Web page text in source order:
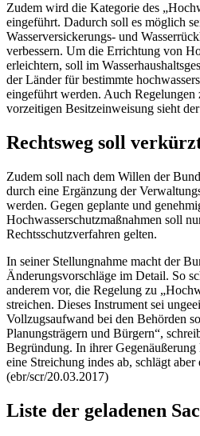
Zudem wird die Kategorie des
eingeführt. Dadurch soll es möglich
Wasserversickerungs- und
verbessern. Um die Errichtung von
erleichtern, soll im
der Länder für bestimmte
eingeführt werden. Auch Regelungen
vorzeitigen Besitzeinweisung sieht
Rechtsweg soll
Zudem soll nach dem Willen der
durch eine Ergänzung der
werden. Gegen geplante und
Hochwasserschutzmaßnahmen soll
Rechtsschutzverfahren gelten.
In seiner Stellungnahme macht der
Änderungsvorschläge im Detail. So
anderem vor, die Regelung zu
streichen. Dieses Instrument sei
Vollzugsaufwand bei den Behörden
Planungsträgern und Bürgern“,
Begründung. In ihrer
eine Streichung indes ab, schlägt
(ebr/scr/20.03.2017)
Liste der geladenen